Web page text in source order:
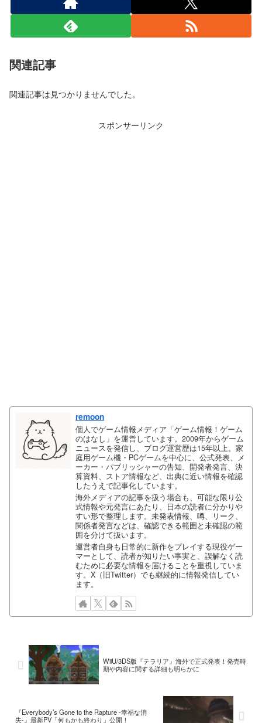
関連記事
関連記事は見つかりませんでした。
スポンサーリンク
remoon
個人でゲーム情報メディア「ゲーム情報！ゲーム
のはなし」を運営しています。2009年からゲーム
ニュースを発信し、ブログ運営歴は15年以上。家
庭用ゲーム機・PCゲームを中心に、公式発表、メ
ーカー・パブリッシャーの告知、開発者発言、決
算資料、ストア情報など、出典に近い情報を確認
したうえで記事化しています。
海外メディアの記事を扱う場合も、可能な限り公
式情報や元発言にあたり、日本の読者に分かりや
すい形で整理します。未発表情報、噂、リーク、
関係者発言などは、確認できる範囲と未確認の範
囲を分けて扱います。
運営者自身も日常的に新作をプレイする現役ゲー
マーとして、読者が知りたい事実と、誤解なく読
むために必要な情報を届けることを重視していま
す。X（旧Twitter）でも継続的に情報発信してい
ます。
WiiU/3DS版『テラリア』海外で正式発表！発売時
期や内容に関する詳細も明らかに
『Everybody’s Gone to the Rapture -幸福な消
失-』最新PV「何もかも終わり」公開！